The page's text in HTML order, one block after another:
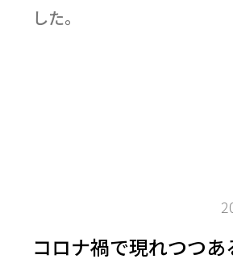
した。
コロナ禍で現れつつあ